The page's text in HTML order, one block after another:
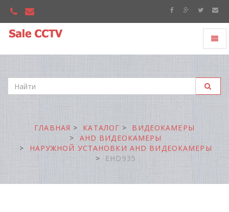
CCTV"
ГЛАВНАЯ КАТАЛОГ
ВИДЕОКАМЕРЫ
AHD ВИДЕОКАМЕРЫ
НАРУЖНОЙ УСТАНОВКИ AHD ВИДЕОКАМЕРЫ
EHD935